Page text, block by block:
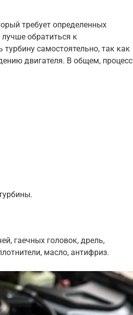
требует определенных
обратиться к
самостоятельно, так как
двигателя. В общем, процесс
гаечных головок, дрель,
масло, антифриз.